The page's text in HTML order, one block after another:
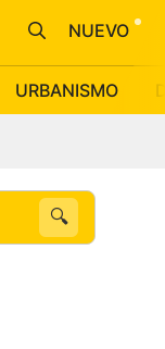
URBANISMO
NUEVO
🔍